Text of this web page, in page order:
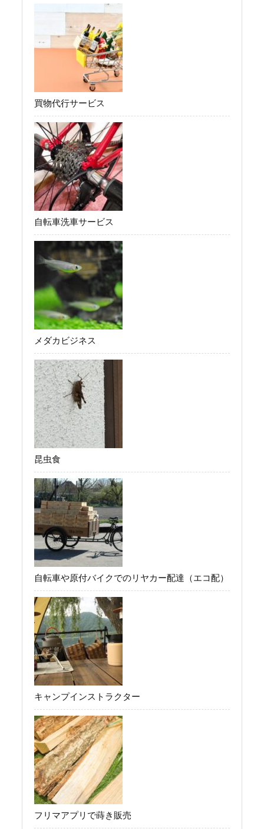
買物代行サービス
自転車洗車サービス
メダカビジネス
昆虫食
自転車や原付バイクでのリヤカー配達（エコ配）
キャンプインストラクター
フリマアプリで蒔き販売